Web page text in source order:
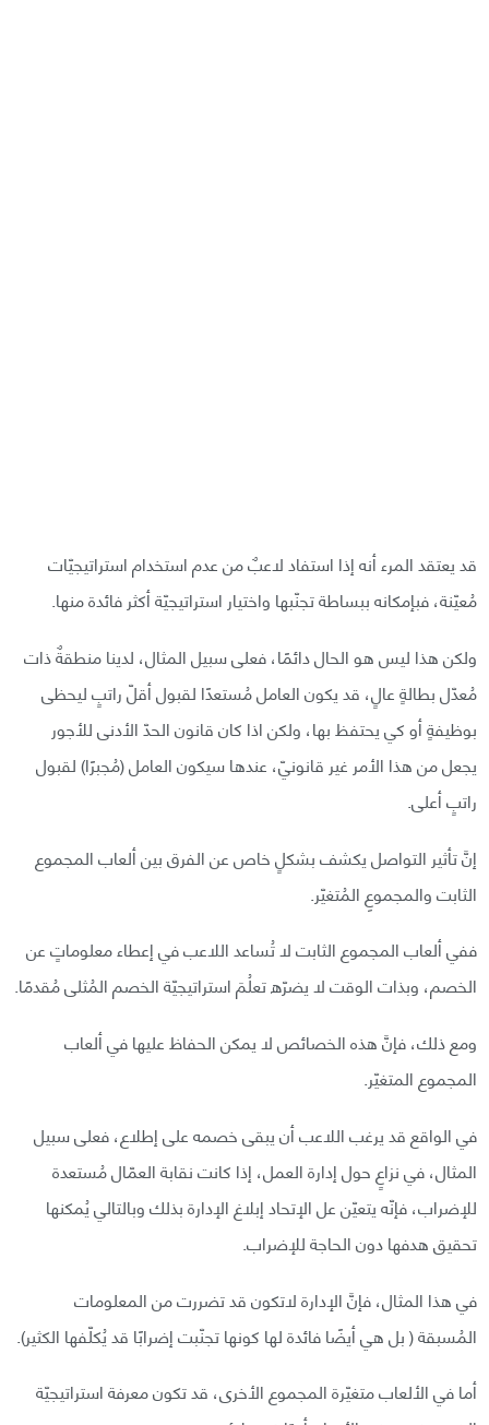
قد يعتقد المرء أنه إذا استفاد لاعبٌ من عدم استخدام استراتيجيّات
مُعيّنة، فبإمكانه ببساطة تجنّبها واختيار استراتيجيّة أكثر فائدة منها.
ولكن هذا ليس هو الحال دائمًا، فعلى سبيل المثال، لدينا منطقةٌ ذات
مُعدّل بطالةٍ عالٍ، قد يكون العامل مُستعدًا لقبول أقلّ راتبٍ ليحظى
بوظيفةٍ أو كي يحتفظ بها، ولكن اذا كان قانون الحدّ الأدنى للأجور
يجعل من هذا الأمر غير قانونيّ، عندها سيكون العامل (مُجبرًا) لقبول
راتبٍ أعلى.
إنَّ تأثير التواصل يكشف بشكلٍ خاص عن الفرق بين ألعاب المجموع
الثابت والمجموعِ المُتغيّر.
ففي ألعاب المجموع الثابت لا تُساعد اللاعب في إعطاء معلوماتٍ عن
الخصم، وبذات الوقت لا يضرّه تعلُمَ استراتيجيّة الخصم المُثلى مُقدمًا.
ومع ذلك، فإنَّ هذه الخصائص لا يمكن الحفاظ عليها في ألعاب
المجموع المتغيّر.
في الواقع قد يرغب اللاعب أن يبقى خصمه على إطلاع، فعلى سبيل
المثال، في نزاعٍ حول إدارة العمل، إذا كانت نقابة العمّال مُستعدة
للإضراب، فإنّه يتعيّن عل الإتحاد إبلاغ الإدارة بذلك وبالتالي يُمكنها
تحقيق هدفها دون الحاجة للإضراب.
في هذا المثال، فإنَّ الإدارة لاتكون قد تضررت من المعلومات
المُسبقة ( بل هي أيضًا فائدة لها كونها تجنّبت إضرابًا قد يُكلّفها الكثير).
أما في الألعاب متغيّرة المجموع الأخرى، قد تكون معرفة استراتيجيّة